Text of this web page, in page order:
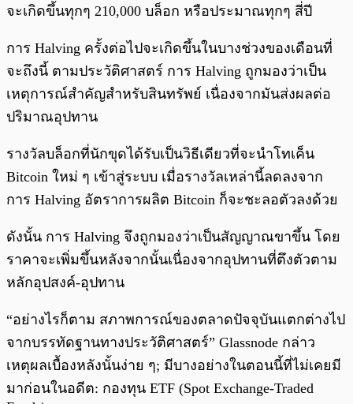
จะเกิดขึ้นทุกๆ 210,000 บล็อก หรือประมาณทุกๆ สี่ปี
การ Halving ครั้งต่อไปจะเกิดขึ้นในบางช่วงของเดือนที่
จะถึงนี้ ตามประวัติศาสตร์ การ Halving ถูกมองว่าเป็น
เหตุการณ์สำคัญสำหรับสินทรัพย์ เนื่องจากมันส่งผลต่อ
ปริมาณอุปทาน
รางวัลบล็อกที่นักขุดได้รับเป็นวิธีเดียวที่จะนำโทเค็น
Bitcoin ใหม่ ๆ เข้าสู่ระบบ เมื่อรางวัลเหล่านี้ลดลงจาก
การ Halving อัตราการผลิต Bitcoin ก็จะชะลอตัวลงด้วย
ดังนั้น การ Halving จึงถูกมองว่าเป็นสัญญาณขาขึ้น โดย
ราคาจะเพิ่มขึ้นหลังจากนั้นเนื่องจากอุปทานที่ตึงตัวตาม
หลักอุปสงค์-อุปทาน
“อย่างไรก็ตาม สภาพการณ์ของตลาดปัจจุบันแตกต่างไป
จากบรรทัดฐานทางประวัติศาสตร์” Glassnode กล่าว
เหตุผลเบื้องหลังนั้นง่าย ๆ; มีบางอย่างในตอนนี้ที่ไม่เคยมี
มาก่อนในอดีต: กองทุน ETF (Spot Exchange-Traded